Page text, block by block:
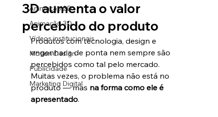
Animação 2D
Animação 3D
Vídeos institucionais
Motion Design
Publicidade
Marketing Digital
3D aumenta o valor
percebido do produto
Produtos com tecnologia, design e
engenharia de ponta nem sempre são
percebidos como tal pelo mercado.
Muitas vezes, o problema não está no
produto — mas na forma como ele é
apresentado.